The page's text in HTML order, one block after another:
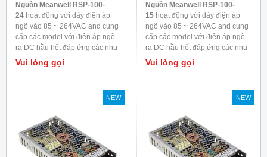
Nguồn Meanwell RSP-100-
24 hoạt động với dãy điện áp
ngõ vào 85 ~ 264VAC and cung
cấp các model với điện áp ngõ
ra DC hầu hết đáp ứng các nhu
cầu trong ngành công nghiệp.
Mỗi model được làm mát bằng
Vui lòng gọi
Nguồn Meanwell RSP-100-
15 hoạt động với dãy điện áp
ngõ vào 85 ~ 264VAC and cung
cấp các model với điện áp ngõ
ra DC hầu hết đáp ứng các nhu
cầu trong ngành công nghiệp.
Mỗi model được làm mát bằng
Vui lòng gọi
NEW NEW